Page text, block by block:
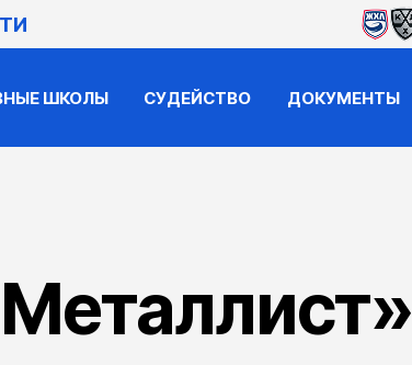
ШКОЛЫ СУДЕЙСТВО ДОКУМЕНТЫ